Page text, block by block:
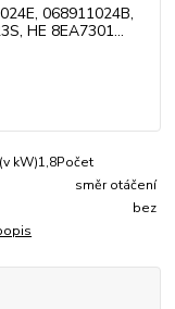
kW)1,8Počet
směr otáčení
díl bez